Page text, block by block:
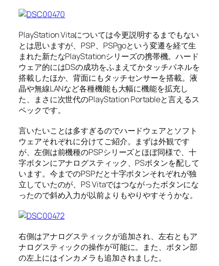
PlayStation Vitaについては今更説明するまでもない
とは思いますが、PSP、PSPgoという変遷を経て生
まれた新たなPlayStationシリーズの携帯機。ハード
ウェア的にはDSの成功をふまえてかタッチパネルを
搭載したほか、背面にもタッチセンサーを搭載。液
晶や無線LANなど各種機能も大幅に機能を拡充し
た、まさに次世代のPlayStation Portableと言えるス
ペックです。
言いたいことは多すぎるのでハードウェアとソフト
ウェアそれぞれに分けてご紹介。まずは外観です
が、左側は前機種のPSPシリーズとほぼ同様で、十
字ボタンにアナログスティック、PSボタンを配して
います。今までのPSPだと十字ボタンそれぞれが独
立していたのが、PS Vitaではつながったボタンにな
ったので斜め入力が以前よりもやりやすそうかな。
右側はアナログスティックが追加され、左右ともア
ナログスティックの操作が可能に。また、ボタン部
の左上にはインカメラも追加されました。